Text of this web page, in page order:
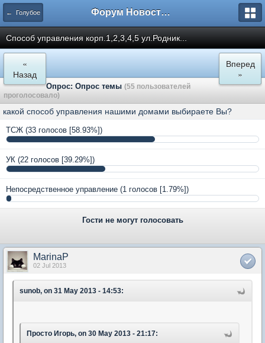
← Голубое Форум Новостройки
Способ управления корп.1,2,3,4,5 ул.Родник...
«
Назад
Вперед
»
Опрос: Опрос темы (55 пользователей
проголосовало)
какой способ управления нашими домами выбираете Вы?
ТСЖ (33 голосов [58.93%])
УК (22 голосов [39.29%])
Непосредственное управление (1 голосов [1.79%])
Гости не могут голосовать
MarinaP
02 Jul 2013
sunob, on 31 May 2013 - 14:53:
Просто Игорь, on 30 May 2013 - 21:17: